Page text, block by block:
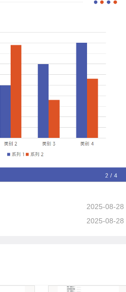
2025-08-28
2025-08-28